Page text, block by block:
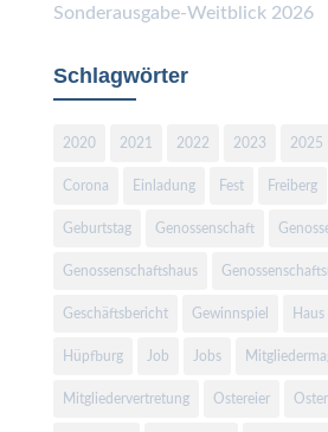
Sonderausgabe-Weitblick 2026
Schlagwörter
2020 2021 2022 2023 2025
Corona Einladung Fest Freiberg
Geburtstag Genossenschaft
Genossenschaftshaus
Geschäftsbericht Gewinnspiel
Hüpfburg Job Jobs
Mitgliedervertretung Ostereier